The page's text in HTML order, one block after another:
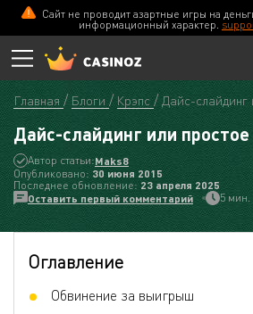
Сайт не проводит азартные игры на
информационный характер.
Главная Блоги Крэпс Дайс-слайдинг
Дайс-слайдинг или простое
Автор статьи:Maks8
Опубликовано:30 июня 2015
Последнее обновление:23 апреля 2025
Оставить первый комментарий
5 мин.
Оглавление
Обвинение за выигрыш